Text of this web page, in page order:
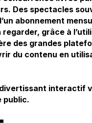
Des spectacles
abonnement
grâce à
des grandes
du contenu en
interactif
public.